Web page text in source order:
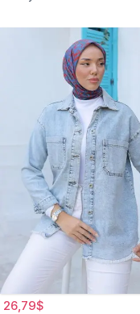
26,79$